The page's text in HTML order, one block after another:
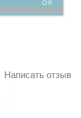
Написать отзыв